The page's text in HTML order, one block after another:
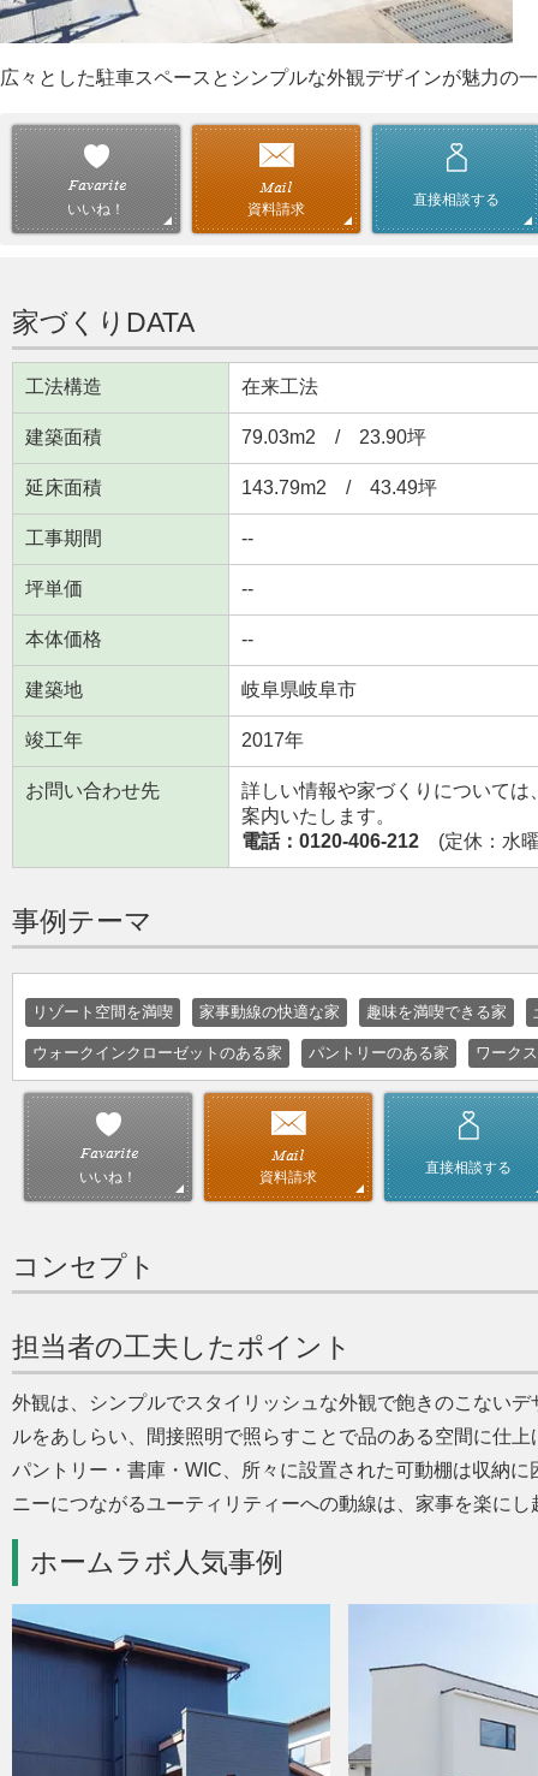
広々とした駐車スペースとシンプルな外観デザインが魅力の
いいね！ 資料請求
直接相談する
家づくりDATA
工法構造 在来工法
建築面積 79.03m2 / 23.90坪
延床面積 143.79m2 / 43.49坪
工事期間 --
坪単価 --
本体価格 --
建築地 岐阜県岐阜市
竣工年 2017年
お問い合わせ先
詳しい情報や家づくりについて
案内いたします。
電話：0120-406-212 (定休：水
事例テーマ
リゾート空間を満喫 家事動線の快適な家 趣味を満喫できる家
ウォークインクローゼットのある家 パントリーのある家 ワーク
いいね！ 資料請求
直接相談する
コンセプト
担当者の工夫したポイント
外観は、シンプルでスタイリッシュな外観で飽きのこない
ルをあしらい、間接照明で照らすことで品のある空間に仕
パントリー・書庫・WIC、所々に設置された可動棚は収納
ニーにつながるユーティリティーへの動線は、家事を楽に
ホームラボ人気事例